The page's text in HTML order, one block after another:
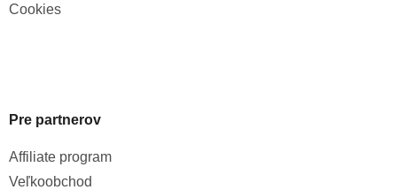
Cookies
Pre partnerov
Affiliate program
Veľkoobchod